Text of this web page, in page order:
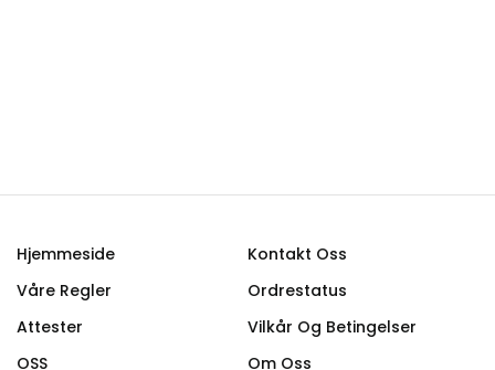
Hjemmeside
Kontakt Oss
Våre Regler
Ordrestatus
Attester
Vilkår Og Betingelser
OSS
Om Oss